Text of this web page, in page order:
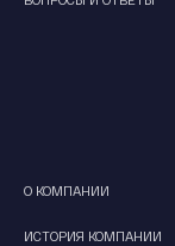
О КОМПАНИИ
ИСТОРИЯ КОМПАНИИ